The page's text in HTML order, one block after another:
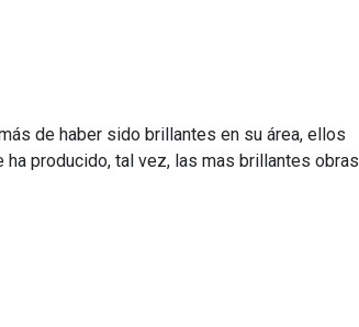
de haber sido brillantes en su área, ellos
ha producido, tal vez, las mas brillantes obras